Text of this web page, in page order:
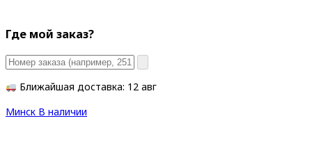
Где мой заказ?
Ближайшая доставка: 12 авг
Минск В наличии